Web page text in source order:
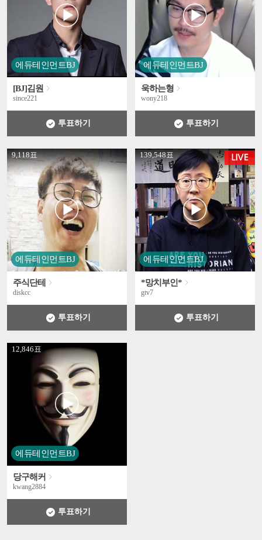
에듀테인먼트BJ
[BJ]김원
since221
투표하기
에듀테인먼트BJ
욱하는형
wony218
투표하기
에듀테인먼트BJ
9,118표
' +
주식단테
diskcc
투표하기
에듀테인먼트BJ
139,548표
' +
*망치부인*
gtv7
투표하기
에듀테인먼트BJ
12,846표
' +
당구해커
kwang2884
투표하기